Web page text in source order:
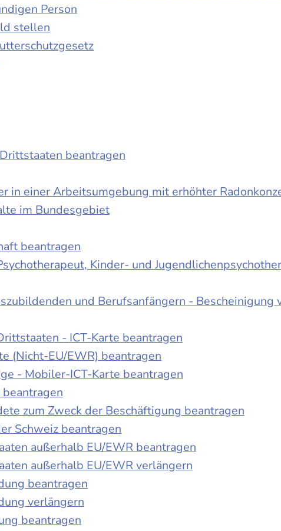
Person
stellen
beantragen
in einer Arbeitsumgebung mit erhöhter
im Bundesgebiet
beantragen
Kinder- und
und Berufsanfängern - Bescheinigung
- ICT-Karte beantragen
(Nicht-EU/EWR) beantragen
- Mobiler-ICT-Karte beantragen
zum Zweck der Beschäftigung beantragen
Schweiz beantragen
außerhalb EU/EWR beantragen
außerhalb EU/EWR verlängern
beantragen
verlängern
beantragen